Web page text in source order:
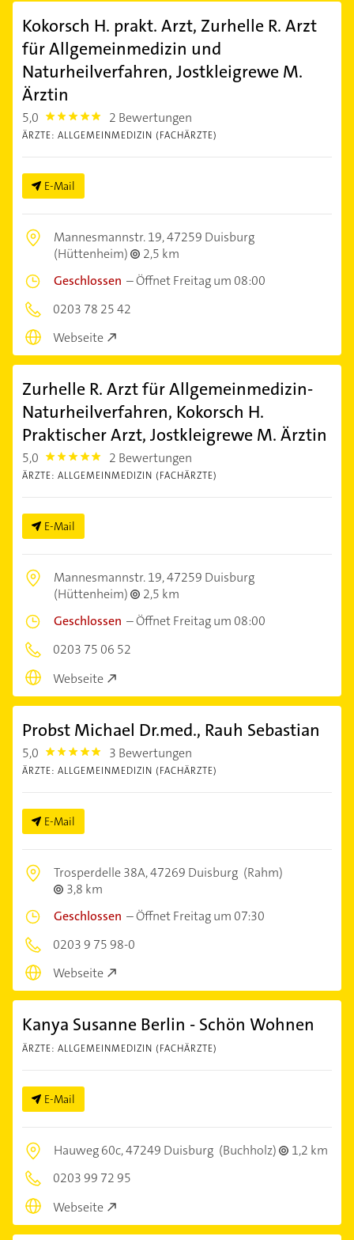
Kokorsch H. prakt. Arzt, Zurhelle R. Arzt
für Allgemeinmedizin und
Naturheilverfahren, Jostkleigrewe M.
Ärztin
5,0 5.0 2 Bewertungen
ÄRZTE: ALLGEMEINMEDIZIN (FACHÄRZTE)
E-Mail
Mannesmannstr. 19,47259 Duisburg
(Hüttenheim)
2,5 km
Geschlossen –Öffnet Freitag um 08:00
0203 78 25 42
Webseite
Zurhelle R. Arzt für Allgemeinmedizin-
Naturheilverfahren, Kokorsch H.
Praktischer Arzt, Jostkleigrewe M. Ärztin
5,0 5.0 2 Bewertungen
ÄRZTE: ALLGEMEINMEDIZIN (FACHÄRZTE)
E-Mail
Mannesmannstr. 19,47259 Duisburg
(Hüttenheim)
2,5 km
Geschlossen –Öffnet Freitag um 08:00
0203 75 06 52
Webseite
Probst Michael Dr.med., Rauh Sebastian
5,0 5.0 3 Bewertungen
ÄRZTE: ALLGEMEINMEDIZIN (FACHÄRZTE)
E-Mail
Trosperdelle 38A,47269 Duisburg (Rahm)
3,8 km
Geschlossen –Öffnet Freitag um 07:30
0203 9 75 98-0
Webseite
Kanya Susanne Berlin - Schön Wohnen
ÄRZTE: ALLGEMEINMEDIZIN (FACHÄRZTE)
E-Mail
Hauweg 60c,47249 Duisburg (Buchholz)
1,2 km
0203 99 72 95
Webseite